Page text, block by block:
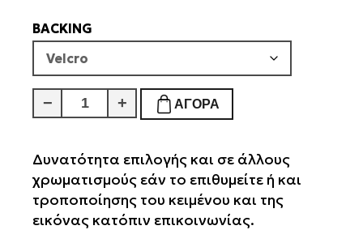
BACKING
−
You
Gotta
Shady
To
Boss
The
+ ΑΓΟΡΆ
Δυνατότητα επιλογής και σε άλλους
χρωματισμούς εάν το επιθυμείτε ή και
τροποποίησης του κειμένου και της
εικόνας κατόπιν επικοινωνίας.